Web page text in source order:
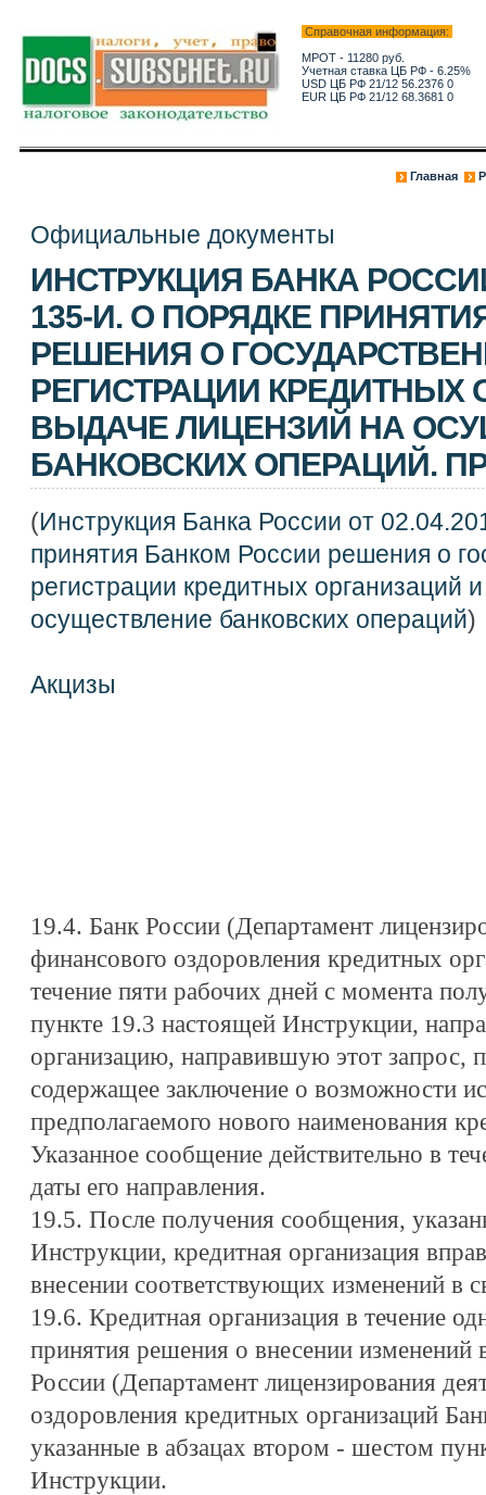
Справочная информация:
МРОТ - 11280 руб.
Учетная ставка ЦБ РФ - 6.25%
USD ЦБ РФ 21/12 56.2376 0
EUR ЦБ РФ 21/12 68.3681 0
Главная
Официальные документы
ИНСТРУКЦИЯ БАНКА РОССИИ
135-И. О ПОРЯДКЕ
РЕШЕНИЯ О
РЕГИСТРАЦИИ КРЕДИТНЫХ
ВЫДАЧЕ ЛИЦЕНЗИЙ НА
БАНКОВСКИХ ОПЕРАЦИЙ.
(Инструкция Банка России от
принятия Банком России решения о
регистрации кредитных организаций
осуществление банковских операций)
Акцизы
19.4. Банк России (Департамент
финансового оздоровления кредитных
течение пяти рабочих дней с момента
пункте 19.3 настоящей Инструкции,
организацию, направившую этот запрос,
содержащее заключение о возможности
предполагаемого нового наименования
Указанное сообщение действительно в
даты его направления.
19.5. После получения сообщения,
Инструкции, кредитная организация
внесении соответствующих изменений в
19.6. Кредитная организация в течение
принятия решения о внесении изменений
России (Департамент лицензирования
оздоровления кредитных организаций
указанные в абзацах втором - шестом
Инструкции.